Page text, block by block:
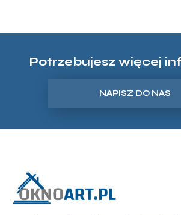
Potrzebujesz więcej
NAPISZ DO NAS